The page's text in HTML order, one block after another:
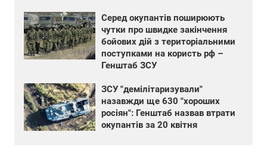
Серед окупантів поширюють
чутки про швидке закінчення
бойових дій з територіальними
поступками на користь рф –
Генштаб ЗСУ
ЗСУ "демілітаризували"
назавжди ще 630 "хороших
росіян": Генштаб назвав втрати
окупантів за 20 квітня